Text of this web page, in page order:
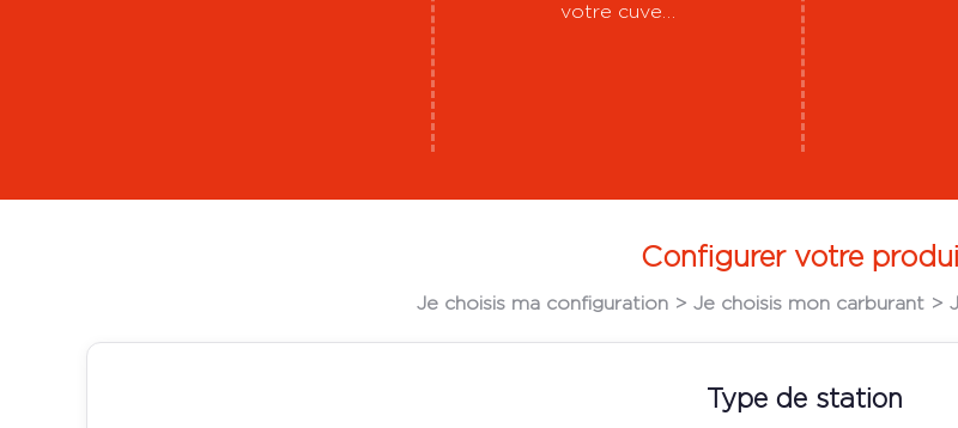
votre cuve…
Configurer votre
Je choisis ma configuration > Je choisis mon carburant >
Type de station